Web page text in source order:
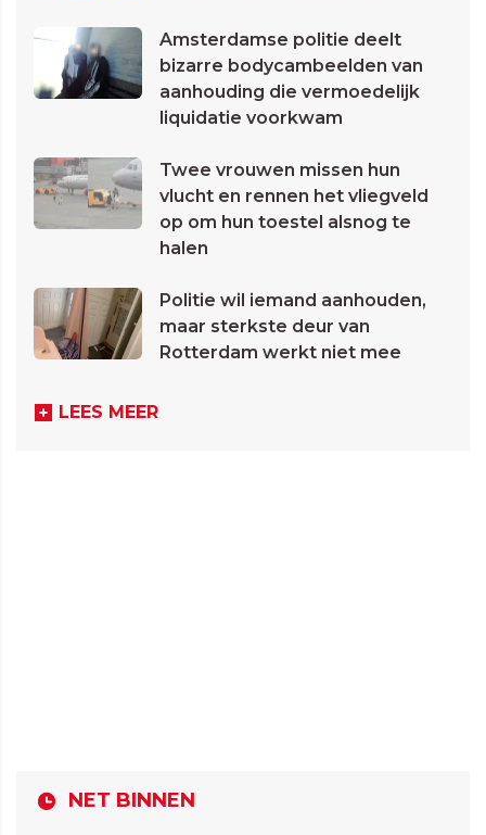
Amsterdamse politie deelt
bizarre bodycambeelden van
aanhouding die vermoedelijk
liquidatie voorkwam
Twee vrouwen missen hun
vlucht en rennen het vliegveld
op om hun toestel alsnog te
halen
Politie wil iemand aanhouden,
maar sterkste deur van
Rotterdam werkt niet mee
LEES MEER
NET BINNEN